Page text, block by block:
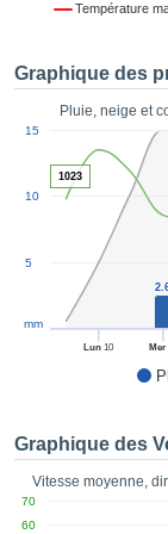
des
de
des
de très
sur
ACCEPTER
CONTINUER
PARAMÈTRES
Température
Graphique des
Pluie, neige et
Lun 10 Mer
5
10
15
mm
1023
Graphique des
Vitesse moyenne,
60
70